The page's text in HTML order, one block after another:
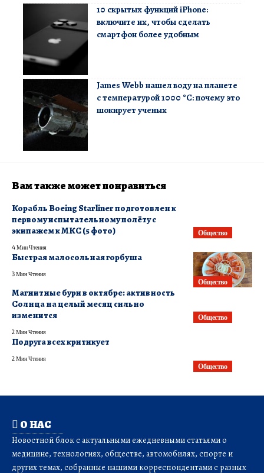
10 скрытых функций iPhone:
включите их, чтобы сделать
смартфон более удобным
James Webb нашел воду на планете
с температурой 1000 °C: почему это
шокирует ученых
Вам также может понравиться
Общество
Корабль Boeing Starliner подготовлен к
первому испытательному полёту с
экипажем к МКС (5 фото)
4 Мин Чтения
Общество
Быстрая малосольная горбуша
3 Мин Чтения
Общество
Магнитные бури в октябре: активность
Солнца на целый месяц сильно
изменится
2 Мин Чтения
Общество
Подруга всех критикует
2 Мин Чтения
О НАС
Новостной блок с актуальными ежедневными статьями о
медицине, технологиях, обществе, автомобилях, спорте и
других темах, собранные нашими корреспондентами с разных